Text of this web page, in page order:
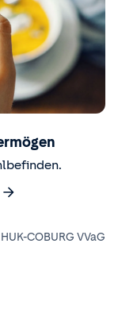
COBURG VVaG